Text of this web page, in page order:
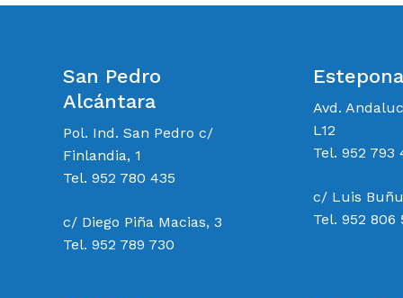
San Pedro
Alcántara
Pol. Ind. San Pedro c/
Finlandia, 1
Tel. 952 780 435
c/ Diego Piña Macias, 3
Tel. 952 789 730
Estepona
Avd.
L12
Tel. 952 793
c/ Luis
Tel. 952 806